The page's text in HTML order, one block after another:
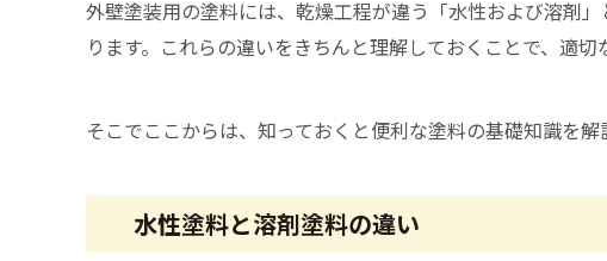
外壁塗装用の塗料には、乾燥工程が違う「水性および溶剤
ります。これらの違いをきちんと理解しておくことで、適切
そこでここからは、知っておくと便利な塗料の基礎知識を解
水性塗料と溶剤塗料の違い